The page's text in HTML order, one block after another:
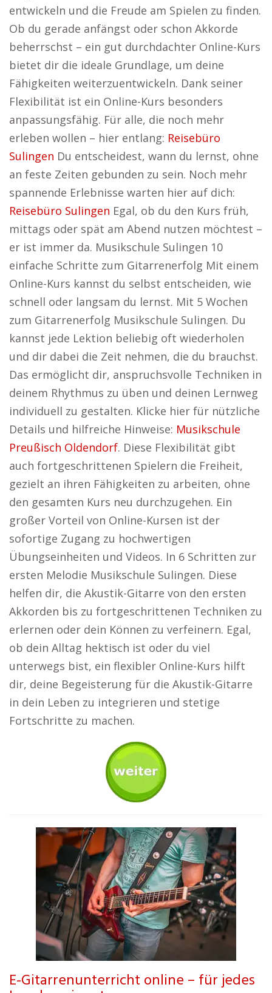
entwickeln und die Freude am Spielen zu finden.
Ob du gerade anfängst oder schon Akkorde
beherrschst – ein gut durchdachter Online-Kurs
bietet dir die ideale Grundlage, um deine
Fähigkeiten weiterzuentwickeln. Dank seiner
Flexibilität ist ein Online-Kurs besonders
anpassungsfähig. Für alle, die noch mehr
erleben wollen – hier entlang: Reisebüro
Sulingen Du entscheidest, wann du lernst, ohne
an feste Zeiten gebunden zu sein. Noch mehr
spannende Erlebnisse warten hier auf dich:
Reisebüro Sulingen Egal, ob du den Kurs früh,
mittags oder spät am Abend nutzen möchtest –
er ist immer da. Musikschule Sulingen 10
einfache Schritte zum Gitarrenerfolg Mit einem
Online-Kurs kannst du selbst entscheiden, wie
schnell oder langsam du lernst. Mit 5 Wochen
zum Gitarrenerfolg Musikschule Sulingen. Du
kannst jede Lektion beliebig oft wiederholen
und dir dabei die Zeit nehmen, die du brauchst.
Das ermöglicht dir, anspruchsvolle Techniken in
deinem Rhythmus zu üben und deinen Lernweg
individuell zu gestalten. Klicke hier für nützliche
Details und hilfreiche Hinweise: Musikschule
Preußisch Oldendorf. Diese Flexibilität gibt
auch fortgeschrittenen Spielern die Freiheit,
gezielt an ihren Fähigkeiten zu arbeiten, ohne
den gesamten Kurs neu durchzugehen. Ein
großer Vorteil von Online-Kursen ist der
sofortige Zugang zu hochwertigen
Übungseinheiten und Videos. In 6 Schritten zur
ersten Melodie Musikschule Sulingen. Diese
helfen dir, die Akustik-Gitarre von den ersten
Akkorden bis zu fortgeschrittenen Techniken zu
erlernen oder dein Können zu verfeinern. Egal,
ob dein Alltag hektisch ist oder du viel
unterwegs bist, ein flexibler Online-Kurs hilft
dir, deine Begeisterung für die Akustik-Gitarre
in dein Leben zu integrieren und stetige
Fortschritte zu machen.
E-Gitarrenunterricht online – für jedes